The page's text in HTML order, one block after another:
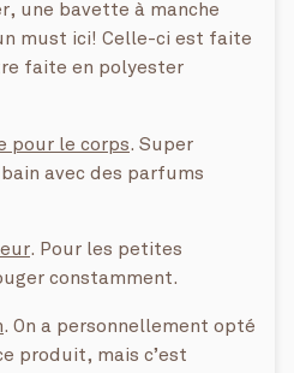
une bavette à manche
must ici! Celle-ci est faite
faite en polyester
pour le corps. Super
avec des parfums
. Pour les petites
constamment.
. On a personnellement opté
produit, mais c’est